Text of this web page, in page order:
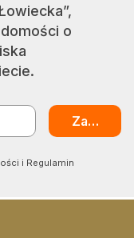
o
i Regulamin